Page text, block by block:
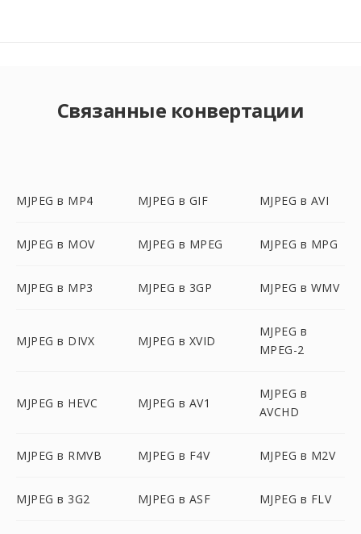
Связанные конвертации
MJPEG в MP4 MJPEG в GIF MJPEG в AVI
MJPEG в MOV MJPEG в MPEG MJPEG в MPG
MJPEG в MP3 MJPEG в 3GP MJPEG в WMV
MJPEG в DIVX MJPEG в XVID
MJPEG в
MPEG-2
MJPEG в HEVC MJPEG в AV1
MJPEG в
AVCHD
MJPEG в RMVB MJPEG в F4V MJPEG в M2V
MJPEG в 3G2 MJPEG в ASF MJPEG в FLV